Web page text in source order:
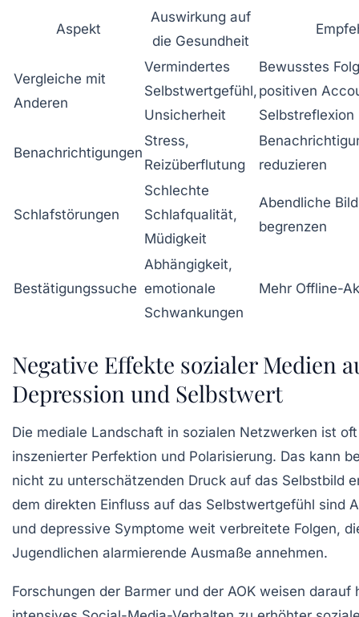
Aspekt
Auswirkung auf
die Gesundheit
Vergleiche mit
Anderen
Vermindertes
Selbstwertgefühl,
Unsicherheit
Bewusstes
positiven
Selbstreflexion
Benachrichtigungen
Stress,
Reizüberflutung
reduzieren
Schlafstörungen
Schlechte
Schlafqualität,
Müdigkeit
Abendliche
begrenzen
Bestätigungssuche
Abhängigkeit,
emotionale
Schwankungen
Mehr Offline-
Negative Effekte sozialer Medien
Depression und Selbstwert
Die mediale Landschaft in sozialen Netzwerken ist
inszenierter Perfektion und Polarisierung. Das kann
nicht zu unterschätzenden Druck auf das Selbstbild
dem direkten Einfluss auf das Selbstwertgefühl sind
und depressive Symptome weit verbreitete Folgen,
Jugendlichen alarmierende Ausmaße annehmen.
Forschungen der Barmer und der AOK weisen darauf